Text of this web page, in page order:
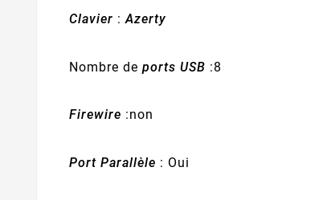
Clavier :Azerty
Nombre de ports USB :8
Firewire :non
Port Parallèle : Oui